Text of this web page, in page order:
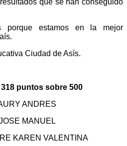
porque estamos en la mejor
Ciudad de Asís.
puntos sobre 500
ANDRES
MANUEL
KAREN VALENTINA